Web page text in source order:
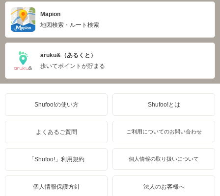
Mapion
地図検索・ルート検索
aruku&（あるくと）
歩いてポイントが貯まる
Shufoo!の使い方 Shufoo!とは
よくあるご質問 ご利用についてのお問い合わせ
「Shufoo!」利用規約 個人情報の取り扱いについて
個人情報保護方針 法人のお客様へ